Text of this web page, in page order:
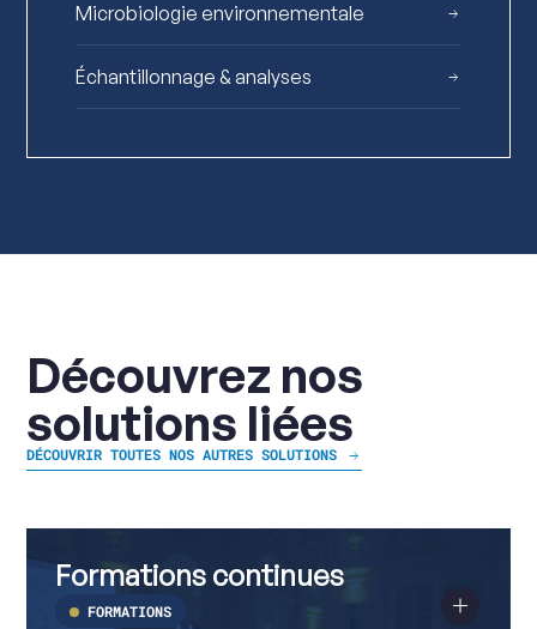
Microbiologie environnementale
Échantillonnage & analyses
Découvrez nos
solutions liées
DÉCOUVRIR TOUTES NOS AUTRES SOLUTIONS
continues
plus
Formations
continues
Formations continues
FORMATIONS